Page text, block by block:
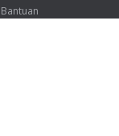
Bantuan